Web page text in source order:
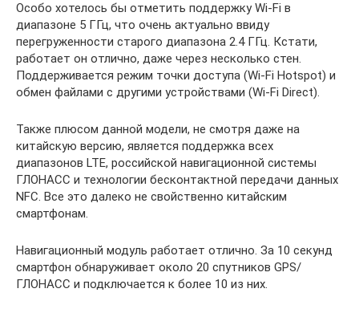
Особо хотелось бы отметить поддержку Wi-Fi в
диапазоне 5 ГГц, что очень актуально ввиду
перегруженности старого диапазона 2.4 ГГц. Кстати,
работает он отлично, даже через несколько стен.
Поддерживается режим точки доступа (Wi-Fi Hotspot) и
обмен файлами с другими устройствами (Wi-Fi Direct).
Также плюсом данной модели, не смотря даже на
китайскую версию, является поддержка всех
диапазонов LTE, российской навигационной системы
ГЛОНАСС и технологии бесконтактной передачи данных
NFC. Все это далеко не свойственно китайским
смартфонам.
Навигационный модуль работает отлично. За 10 секунд
смартфон обнаруживает около 20 спутников GPS/
ГЛОНАСС и подключается к более 10 из них.